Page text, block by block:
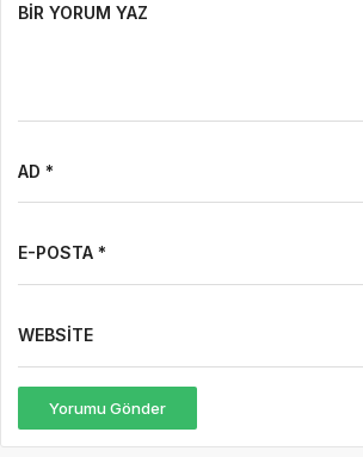
BIR YORUM YAZ
AD *
E-POSTA *
WEBSITE
Yorumu Gönder